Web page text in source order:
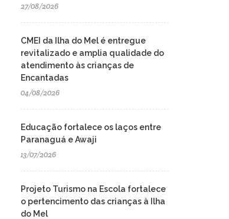
27/08/2026
CMEI da Ilha do Mel é entregue
revitalizado e amplia qualidade do
atendimento às crianças de
Encantadas
04/08/2026
Educação fortalece os laços entre
Paranaguá e Awaji
13/07/2026
Projeto Turismo na Escola fortalece
o pertencimento das crianças à Ilha
do Mel